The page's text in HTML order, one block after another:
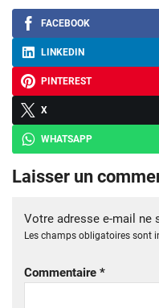
FACEBOOK
LINKEDIN
PINTEREST
X
WHATSAPP
Laisser un
Votre adresse e-mail ne
Les champs obligatoires sont
Commentaire *